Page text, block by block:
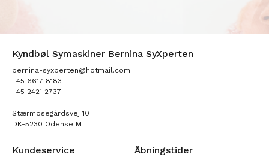
Kyndbøl Symaskiner Bernina SyXperten
bernina-syxperten@hotmail.com
+45 6617 8183
+45 2421 2737
Stærmosegårdsvej 10
DK-5230 Odense M
Kundeservice Åbningstider